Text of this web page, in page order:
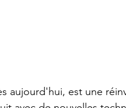
aujourd'hui, est une